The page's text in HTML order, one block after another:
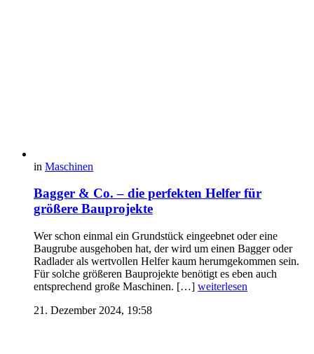
in Maschinen
Bagger & Co. – die perfekten Helfer für
größere Bauprojekte
Wer schon einmal ein Grundstück eingeebnet oder eine
Baugrube ausgehoben hat, der wird um einen Bagger oder
Radlader als wertvollen Helfer kaum herumgekommen sein.
Für solche größeren Bauprojekte benötigt es eben auch
entsprechend große Maschinen. […] weiterlesen
21. Dezember 2024, 19:58